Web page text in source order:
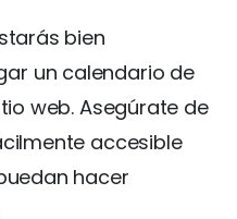
bien
un calendario de
web. Asegúrate de
accesible
hacer